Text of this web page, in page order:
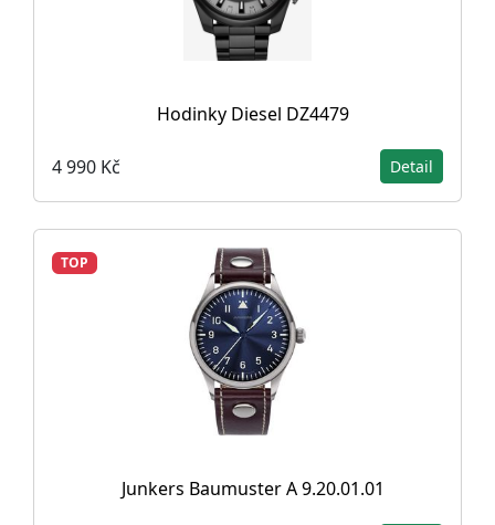
Hodinky Diesel DZ4479
4 990 Kč Detail
TOP
Junkers Baumuster A 9.20.01.01